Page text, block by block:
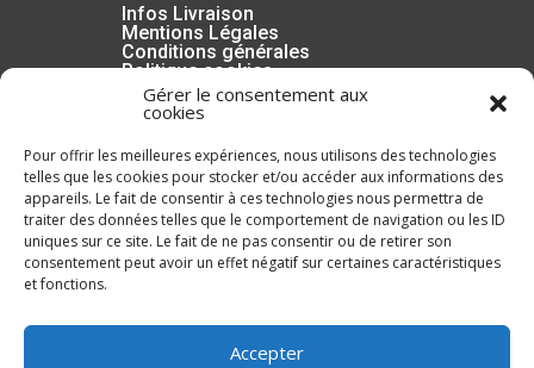
Gérer le consentement aux
cookies
Pour offrir les meilleures expériences, nous utilisons des technologies
telles que les cookies pour stocker et/ou accéder aux informations des
appareils. Le fait de consentir à ces technologies nous permettra de
traiter des données telles que le comportement de navigation ou les ID
uniques sur ce site. Le fait de ne pas consentir ou de retirer son
consentement peut avoir un effet négatif sur certaines caractéristiques
et fonctions.
Accepter
Infos Livraison
Mentions Légales
Conditions générales
Politique cookies